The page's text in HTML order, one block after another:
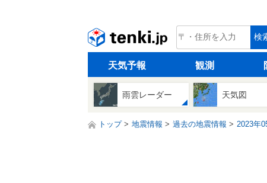
tenki.jp 検
天気予報 観測
雨雲レーダー 天気図
トップ 地震情報 過去の地震情報 2023年